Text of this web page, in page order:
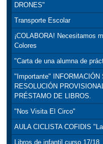
DRONES"
Transporte Escolar
¡COLABORA! Necesitamos
Colores
"Carta de una alumna de
"Importante" INFORMACIÓN
RESOLUCIÓN
PRÉSTAMO DE LIBROS.
"Nos Visita El Circo"
AULA CICLISTA COFIDIS
Libros de infantil curso 17/18